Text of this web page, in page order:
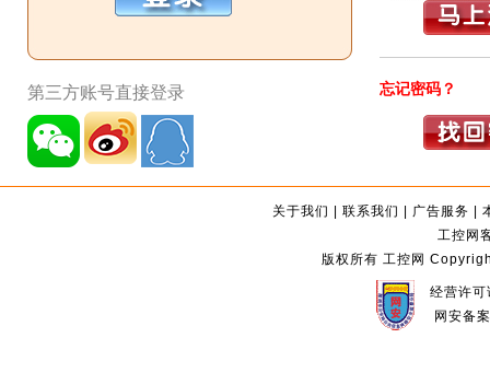
第三方账号直接登录 忘记密码？
关于我们 |联系我们 | 广告服务 |
工控网
版权所有 工控网
经营许
网安备